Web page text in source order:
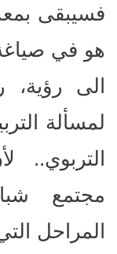
هو في
الى
لمسألة
التربوي..
مجتمع
المراحل